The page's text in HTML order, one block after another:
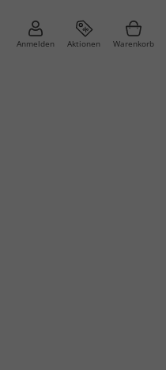
Anmelden Aktionen Warenkorb